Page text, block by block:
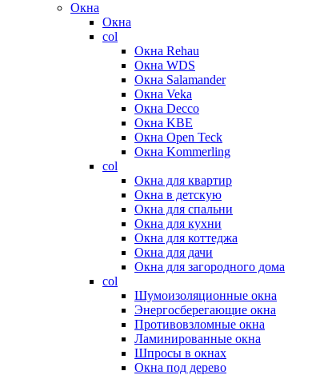
Окна
Окна
col
Окна Rehau
Окна WDS
Окна Salamander
Окна Veka
Окна Decco
Окна KBE
Окна Open Teck
Окна Kommerling
col
Окна для квартир
Окна в детскую
Окна для спальни
Окна для кухни
Окна для коттеджа
Окна для дачи
Окна для загородного дома
col
Шумоизоляционные окна
Энергосберегающие окна
Противовзломные окна
Ламинированные окна
Шпросы в окнах
Окна под дерево